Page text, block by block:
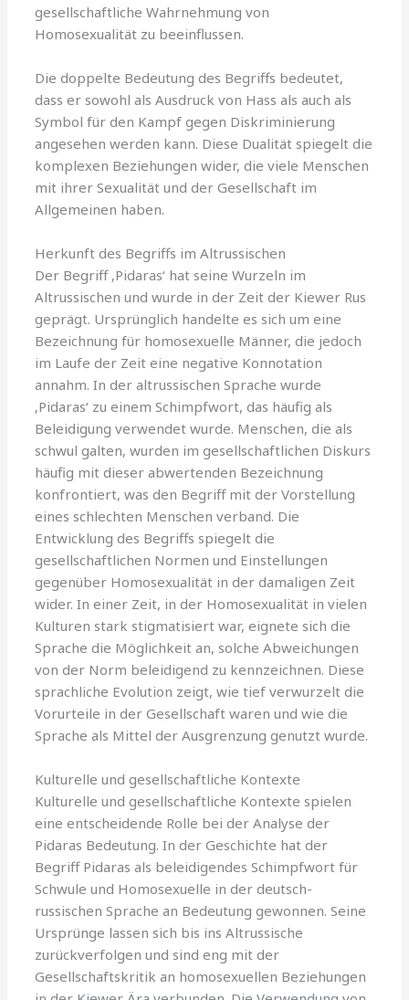
gesellschaftliche Wahrnehmung von
Homosexualität zu beeinflussen.
Die doppelte Bedeutung des Begriffs bedeutet,
dass er sowohl als Ausdruck von Hass als auch als
Symbol für den Kampf gegen Diskriminierung
angesehen werden kann. Diese Dualität spiegelt die
komplexen Beziehungen wider, die viele Menschen
mit ihrer Sexualität und der Gesellschaft im
Allgemeinen haben.
Herkunft des Begriffs im Altrussischen
Der Begriff ‚Pidaras‘ hat seine Wurzeln im
Altrussischen und wurde in der Zeit der Kiewer Rus
geprägt. Ursprünglich handelte es sich um eine
Bezeichnung für homosexuelle Männer, die jedoch
im Laufe der Zeit eine negative Konnotation
annahm. In der altrussischen Sprache wurde
‚Pidaras‘ zu einem Schimpfwort, das häufig als
Beleidigung verwendet wurde. Menschen, die als
schwul galten, wurden im gesellschaftlichen Diskurs
häufig mit dieser abwertenden Bezeichnung
konfrontiert, was den Begriff mit der Vorstellung
eines schlechten Menschen verband. Die
Entwicklung des Begriffs spiegelt die
gesellschaftlichen Normen und Einstellungen
gegenüber Homosexualität in der damaligen Zeit
wider. In einer Zeit, in der Homosexualität in vielen
Kulturen stark stigmatisiert war, eignete sich die
Sprache die Möglichkeit an, solche Abweichungen
von der Norm beleidigend zu kennzeichnen. Diese
sprachliche Evolution zeigt, wie tief verwurzelt die
Vorurteile in der Gesellschaft waren und wie die
Sprache als Mittel der Ausgrenzung genutzt wurde.
Kulturelle und gesellschaftliche Kontexte
Kulturelle und gesellschaftliche Kontexte spielen
eine entscheidende Rolle bei der Analyse der
Pidaras Bedeutung. In der Geschichte hat der
Begriff Pidaras als beleidigendes Schimpfwort für
Schwule und Homosexuelle in der deutsch-
russischen Sprache an Bedeutung gewonnen. Seine
Ursprünge lassen sich bis ins Altrussische
zurückverfolgen und sind eng mit der
Gesellschaftskritik an homosexuellen Beziehungen